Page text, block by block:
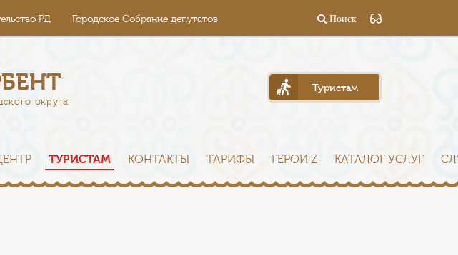
РД Городское Собрание депутатов Поиск
округа
Туристам
ТУРИСТАМ КОНТАКТЫ ТАРИФЫ ГЕРОИ Z КАТАЛОГ УСЛУГ